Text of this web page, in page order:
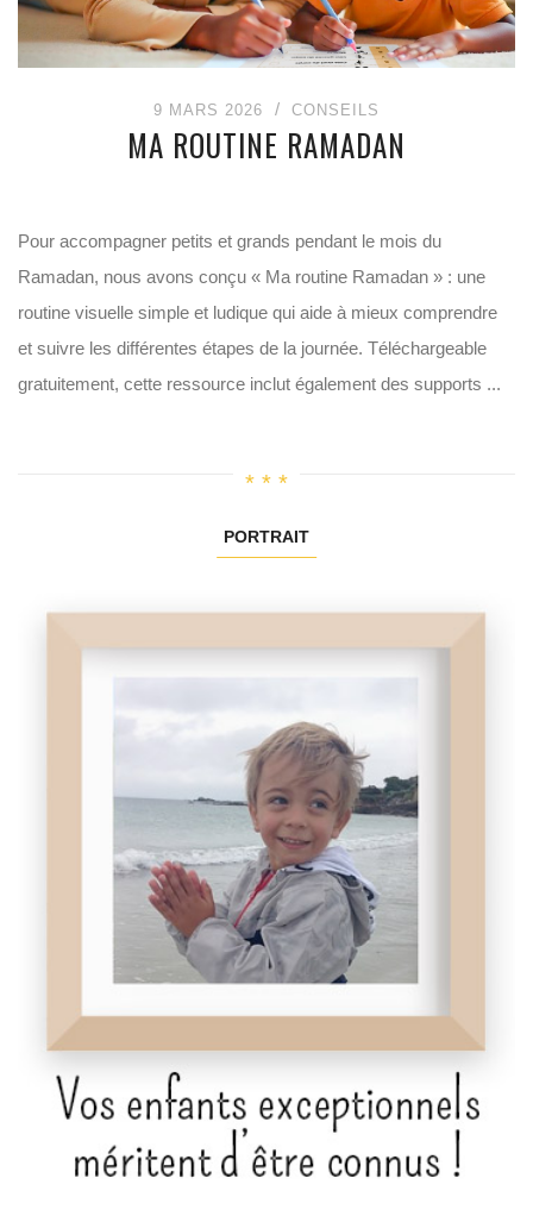
9 MARS 2026 CONSEILS
MA ROUTINE RAMADAN
Pour accompagner petits et grands pendant le mois du
Ramadan, nous avons conçu « Ma routine Ramadan » : une
routine visuelle simple et ludique qui aide à mieux comprendre
et suivre les différentes étapes de la journée. Téléchargeable
gratuitement, cette ressource inclut également des supports ...
PORTRAIT